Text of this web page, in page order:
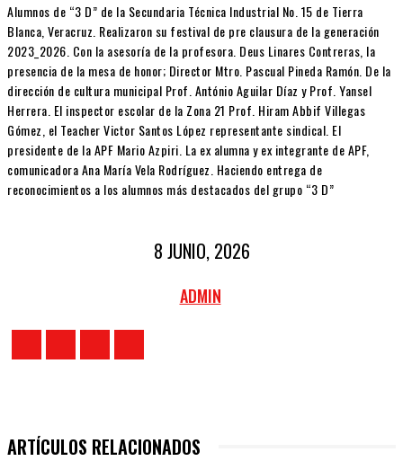
Alumnos de “3 D” de la Secundaria Técnica Industrial No. 15 de Tierra
Blanca, Veracruz. Realizaron su festival de pre clausura de la generación
2023_2026. Con la asesoría de la profesora. Deus Linares Contreras, la
presencia de la mesa de honor; Director Mtro. Pascual Pineda Ramón. De la
dirección de cultura municipal Prof. António Aguilar Díaz y Prof. Yansel
Herrera. El inspector escolar de la Zona 21 Prof. Hiram Abbif Villegas
Gómez, el Teacher Victor Santos López representante sindical. El
presidente de la APF Mario Azpiri. La ex alumna y ex integrante de APF,
comunicadora Ana María Vela Rodríguez. Haciendo entrega de
reconocimientos a los alumnos más destacados del grupo “3 D”
8 JUNIO, 2026
ADMIN
ARTÍCULOS RELACIONADOS